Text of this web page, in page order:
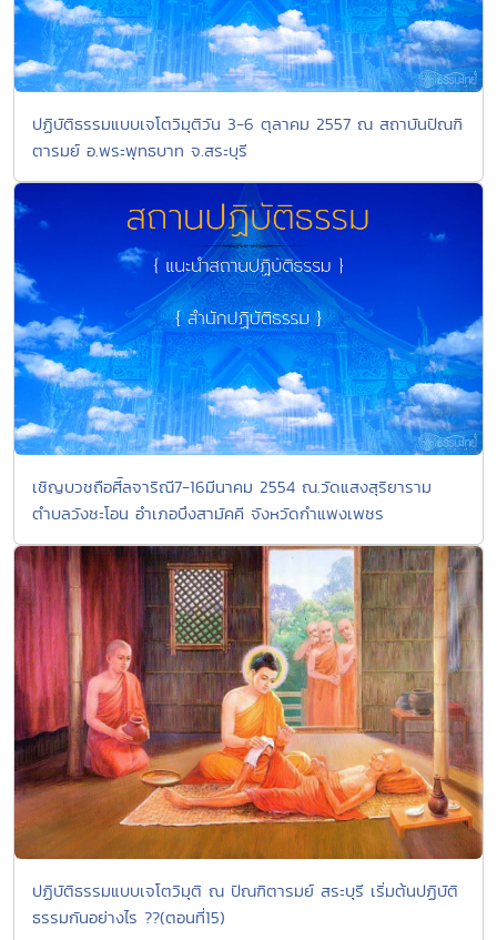
ปฏิบัติธรรมแบบเจโตวิมุติวัน 3-6 ตุลาคม 2557 ณ สถาบันปัณฑิ
ตารมย์ อ.พระพุทธบาท จ.สระบุรี
เชิญบวชถือศีัลจาริณี7-16มีนาคม 2554 ณ.วัดแสงสุริยาราม
ตำบลวังชะโอน อำเภอบึงสามัคคี จังหวัดกำแพงเพชร
ปฏิบัติธรรมแบบเจโตวิมุติ ณ ปัณฑิตารมย์ สระบุรี เริ่มต้นปฏิบัติ
ธรรมกันอย่างไร ??(ตอนที่15)